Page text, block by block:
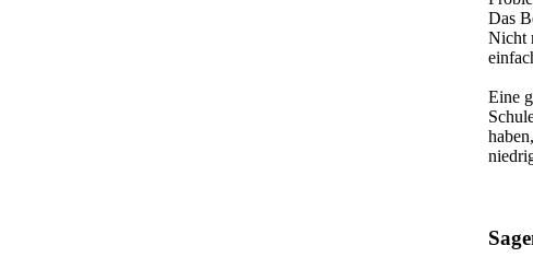
Das
Nicht
Eine